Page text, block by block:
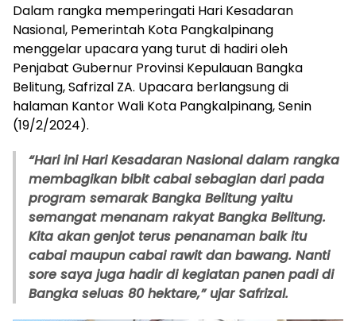
Dalam rangka memperingati Hari Kesadaran
Nasional, Pemerintah Kota Pangkalpinang
menggelar upacara yang turut di hadiri oleh
Penjabat Gubernur Provinsi Kepulauan Bangka
Belitung, Safrizal ZA. Upacara berlangsung di
halaman Kantor Wali Kota Pangkalpinang, Senin
(19/2/2024).
“Hari ini Hari Kesadaran Nasional dalam rangka
membagikan bibit cabai sebagian dari pada
program semarak Bangka Belitung yaitu
semangat menanam rakyat Bangka Belitung.
Kita akan genjot terus penanaman baik itu
cabai maupun cabai rawit dan bawang. Nanti
sore saya juga hadir di kegiatan panen padi di
Bangka seluas 80 hektare,” ujar Safrizal.